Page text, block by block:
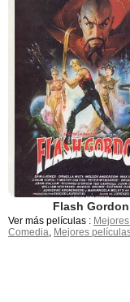
Flash Gordon
Ver más películas :
Comedia, Mejores